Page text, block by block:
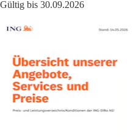
Gültig bis 30.09.2026